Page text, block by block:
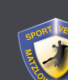
springen